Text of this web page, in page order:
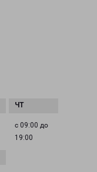
с 09:00 до
19:00